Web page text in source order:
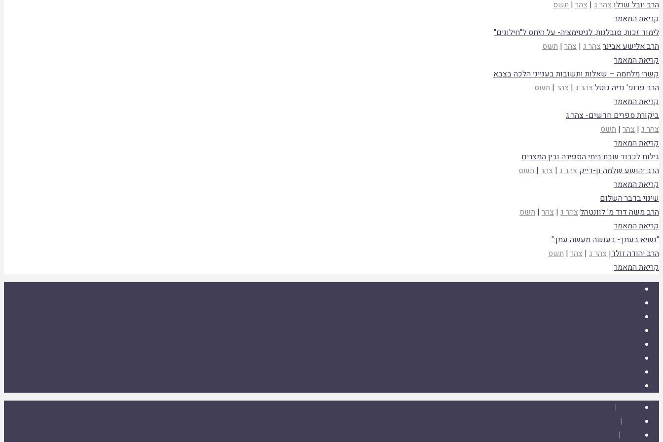
הרב יובל שרלוצהר ג | צהר | תשס
קריאת המאמר
לימוד זכות, סובלנות, לגיטימציה- על היחס ל"חילונים"
הרב אלישע אבינרצהר ג | צהר | תשס
קריאת המאמר
קשרי מלחמה – שאלות ותשובות בענייני הלכה בצבא
הרב פרופ' נריה גוטלצהר ג | צהר | תשס
קריאת המאמר
ביקורת ספרים חדשים- צהר ג
צהר ג | צהר | תשס
קריאת המאמר
גילוח לכבוד שבת בימי הספירה ובין המצרים
הרב יהושע שלמה ון-דייק צהר ג | צהר | תשס
קריאת המאמר
שינוי בדבר השלום
הרב משה דוד מ' לוונטהלצהר ג | צהר | תשס
קריאת המאמר
"נשיא בעמך- בעושה מעשה עמך"
הרב יהודה זולדןצהר ג | צהר | תשס
קריאת המאמר
|
|
|